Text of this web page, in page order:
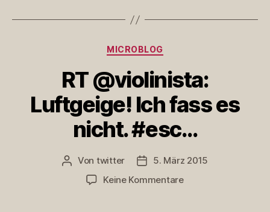
Kategorien
MICROBLOG
RT @violinista:
Luftgeige! Ich fass es
nicht. #esc…
Beitragsautor
Von twitter Veröffentlichungsdatum
5. März 2015
Keine Kommentarezu